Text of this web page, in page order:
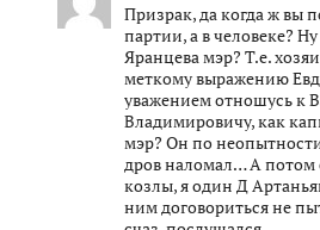
Призрак, да когда ж вы
партии, а в человеке?
Яранцева мэр? Т.е.
меткому выражению
уважением отношусь к
Владимировичу, как
мэр? Он по
дров наломал… А потом
козлы, я один Д
ним договориться не